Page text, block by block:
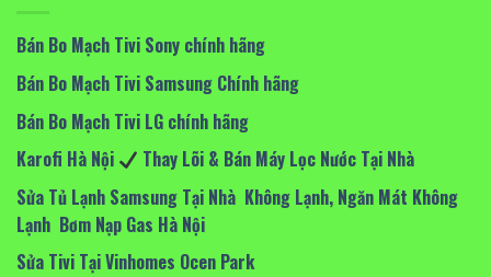
Bán Bo Mạch Tivi Sony chính hãng
Bán Bo Mạch Tivi Samsung Chính hãng
Bán Bo Mạch Tivi LG chính hãng
Karofi Hà Nội
Thay Lõi & Bán Máy Lọc Nước Tại Nhà
Sửa Tủ Lạnh Samsung Tại Nhà Không Lạnh, Ngăn Mát Không
Lạnh Bơm Nạp Gas Hà Nội
Sửa Tivi Tại Vinhomes Ocen Park